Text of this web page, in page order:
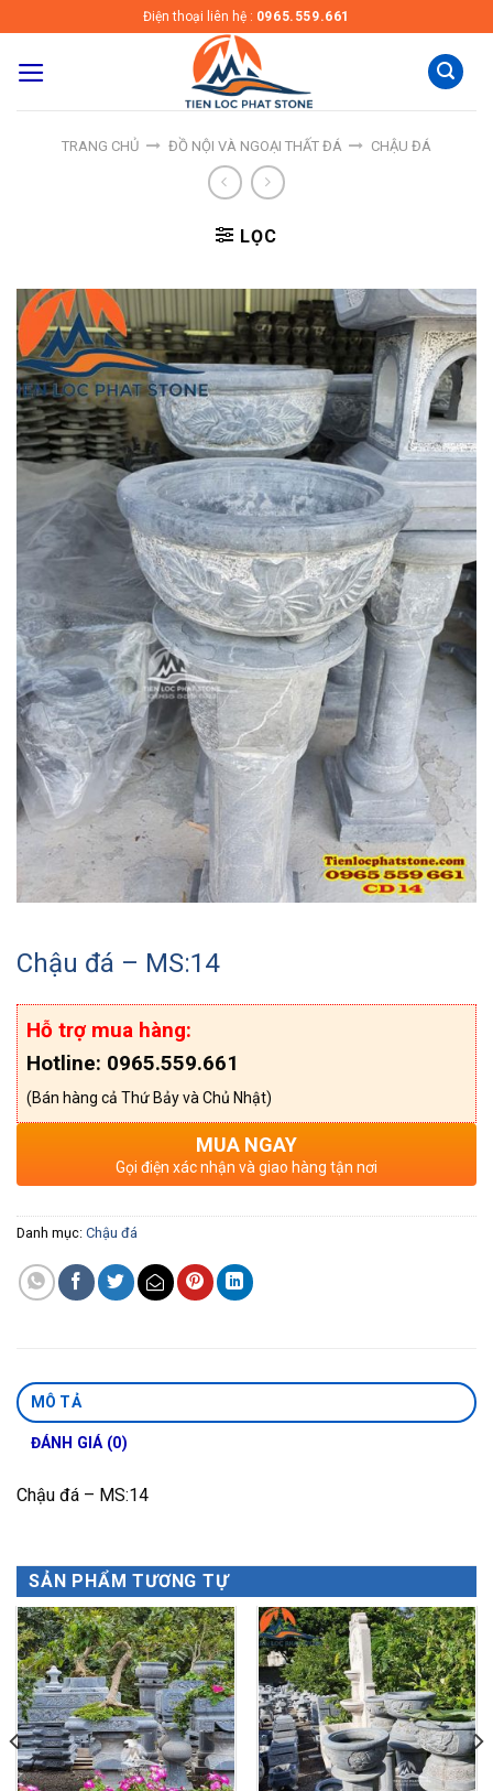
to
content
Điện thoại liên hệ : 0965.559.661
TRANG CHỦ ĐỒ NỘI VÀ NGOẠI THẤT ĐÁ CHẬU ĐÁ
LỌC
Chậu đá – MS:14
Hỗ trợ mua hàng:
Hotline: 0965.559.661
(Bán hàng cả Thứ Bảy và Chủ Nhật)
MUA NGAY
Gọi điện xác nhận và giao hàng tận nơi
Danh mục: Chậu đá
MÔ TẢ
ĐÁNH GIÁ (0)
Chậu đá – MS:14
SẢN PHẨM TƯƠNG TỰ